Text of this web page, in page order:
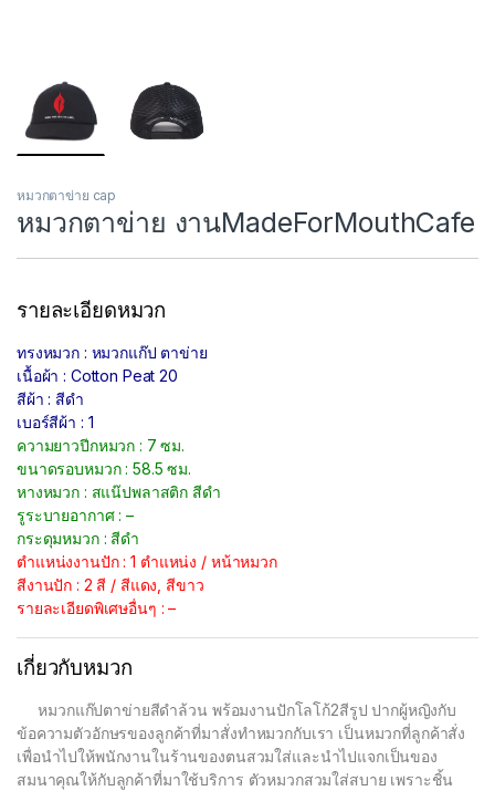
หมวกตาข่าย cap
หมวกตาข่าย งานMadeForMouthCafe
รายละเอียดหมวก
ทรงหมวก : หมวกแก๊ป ตาข่าย
เนื้อผ้า : Cotton Peat 20
สีผ้า : สีดำ
เบอร์สีผ้า : 1
ความยาวปีกหมวก : 7 ซม.
ขนาดรอบหมวก : 58.5 ซม.
หางหมวก : สแน๊ปพลาสติก สีดำ
รูระบายอากาศ : –
กระดุมหมวก : สีดำ
ตำแหน่งงานปัก : 1 ตำแหน่ง / หน้าหมวก
สีงานปัก : 2 สี / สีแดง, สีขาว
รายละเอียดพิเศษอื่นๆ : –
เกี่ยวกับหมวก
หมวกแก๊ปตาข่ายสีดำล้วน พร้อมงานปักโลโก้2สีรูป ปากผู้หญิงกับ
ข้อความตัวอักษรของลูกค้าที่มาสั่งทำหมวกกับเรา เป็นหมวกที่ลูกค้าสั่ง
เพื่อนำไปให้พนักงานในร้านของตนสวมใส่และนำไปแจกเป็นของ
สมนาคุณให้กับลูกค้าที่มาใช้บริการ ตัวหมวกสวมใส่สบาย เพราะชิ้น